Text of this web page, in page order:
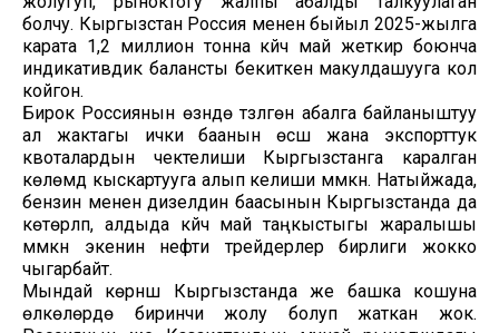
болчу. Кыргызстан Россия менен быйыл 2025-жылга
карата 1,2 миллион тонна күйүүчү май жеткирүү боюнча
индикативдик балансты бекиткен макулдашууга кол
койгон.
Бирок Россиянын өзүндө түзүлгөн абалга байланыштуу
ал жактагы ички баанын өсүшү жана экспорттук
квоталардын чектелиши Кыргызстанга каралган
көлөмдү кыскартууга алып келиши мүмкүн. Натыйжада,
бензин менен дизелдин баасынын Кыргызстанда да
көтөрүлүп, алдыда күйүүчү май таңкыстыгы жаралышы
мүмкүн экенин нефти трейдерлер бирлиги жокко
чыгарбайт.
Мындай көрүнүш Кыргызстанда же башка кошуна
өлкөлөрдө биринчи жолу болуп жаткан жок.